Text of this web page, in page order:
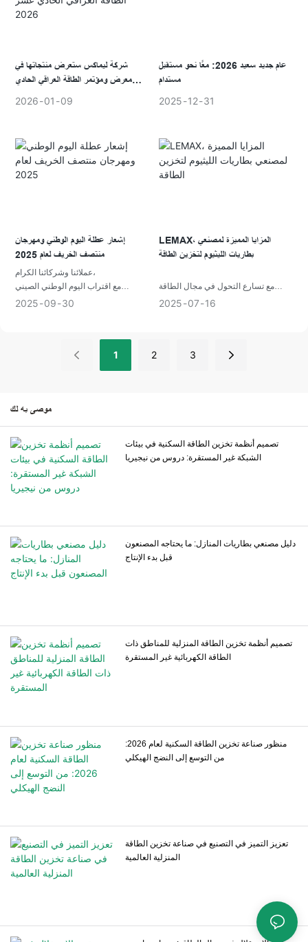
الإنتاج إلى مبنى مصنع جديد وإنشاء صالة
عرض منتجات أكبر. وقد اتُخذت هذه
شركة ليماكس ستعرض منتجاتها في
معرض ومؤتمر الطاقة العراقي الحادي
عشر 2026
2026 01 09
عام جديد سعيد 2026: معًا نحو مستقبل
مستدام
2025 12 31
إشعار عطلة اليوم الوطني ومهرجان
منتصف الخريف لعام 2025
عملائنا وشركائنا الكرام،
مع اقتراب اليوم الوطني الصيني
ومهرجان منتصف الخريف ، نود أن
2025 09 30
LEMAX، المزايا المميزة لمصنعي
بطاريات الليثيوم لتخزين الطاقة
مع تسارع التحول في مجال الطاقة
العالمية ونمو تخزين الطاقة الموزعة
المصنعة لبطاريات تخزين الطاقة في
2025 07 16
1 2 3
موصى به لك
تصميم أنظمة تخزين الطاقة السكنية في بيئات
الشبكة غير المستقرة: دروس من نيجيريا
دليل مصنعي بطاريات المنازل: ما يحتاجه المصنعون
قبل بدء الإنتاج
تصميم أنظمة تخزين الطاقة المنزلية للمناطق ذات
الطاقة الكهربائية غير المستقرة
منظور صناعة تخزين الطاقة السكنية لعام 2026:
من التوسع إلى النضج الهيكلي
تعزيز التميز في التصنيع في صناعة تخزين الطاقة
المنزلية العالمية